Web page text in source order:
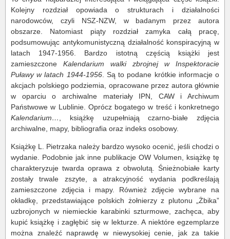
Kolejny rozdział opowiada o strukturach i działalności
narodowców, czyli NSZ-NZW, w badanym przez autora
obszarze. Natomiast piąty rozdział zamyka całą pracę,
podsumowując antykomunistyczną działalność konspiracyjną w
latach 1947-1956. Bardzo istotną częścią książki jest
zamieszczone Kalendarium walki zbrojnej w Inspektoracie
Puławy w latach 1944-1956. Są to podane krótkie informacje o
akcjach polskiego podziemia, opracowane przez autora głównie
w oparciu o archiwalne materiały IPN, CAW i Archiwum
Państwowe w Lublinie. Oprócz bogatego w treść i konkretnego
Kalendarium…
, książkę uzupełniają czarno-białe zdjęcia
archiwalne, mapy, bibliografia oraz indeks osobowy.
Książkę L. Pietrzaka należy bardzo wysoko ocenić, jeśli chodzi o
wydanie. Podobnie jak inne publikacje OW Volumen, książkę tę
charakteryzuje twarda oprawa z obwolutą. Śnieżnobiałe karty
zostały trwale zszyte, a atrakcyjność wydania podkreślają
zamieszczone zdjęcia i mapy. Również zdjęcie wybrane na
okładkę, przedstawiające polskich żołnierzy z plutonu „Żbika”
uzbrojonych w niemieckie karabinki szturmowe, zachęca, aby
kupić książkę i zagłębić się w lekturze. A niektóre egzemplarze
można znaleźć naprawdę w niewysokiej cenie, jak za takie